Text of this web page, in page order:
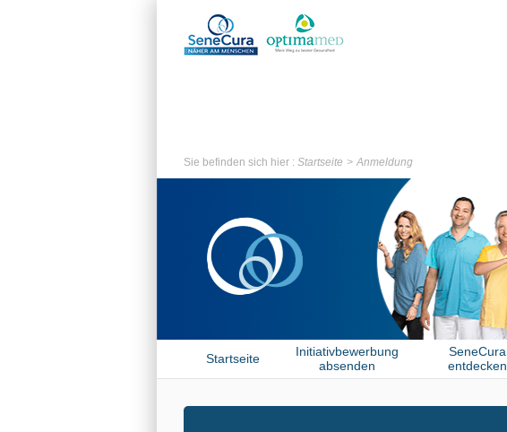
Sie befinden sich hier : Startseite Anmeldung
Startseite
Initiativbewerbung
absenden
SeneCura
entdecken